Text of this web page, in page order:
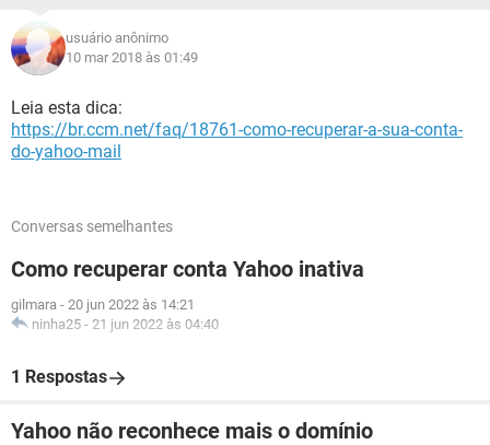
usuário anônimo
10 mar 2018 às 01:49
Leia esta dica:
https://br.ccm.net/faq/18761-como-recuperar-a-sua-conta-
do-yahoo-mail
Conversas semelhantes
Como recuperar conta Yahoo inativa
gilmara - 20 jun 2022 às 14:21
ninha25 - 21 jun 2022 às 04:40
1 Respostas
Yahoo não reconhece mais o domínio